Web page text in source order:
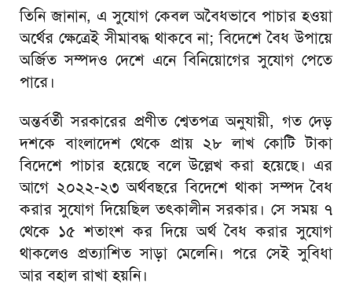
তিনি জানান, এ সুযোগ কেবল অবৈধভাবে পাচার হওয়া
অর্থের ক্ষেত্রেই সীমাবদ্ধ থাকবে না; বিদেশে বৈধ উপায়ে
অর্জিত সম্পদও দেশে এনে বিনিয়োগের সুযোগ পেতে
পারে।
অন্তর্বর্তী সরকারের প্রণীত শ্বেতপত্র অনুযায়ী, গত দেড়
দশকে বাংলাদেশ থেকে প্রায় ২৮ লাখ কোটি টাকা
বিদেশে পাচার হয়েছে বলে উল্লেখ করা হয়েছে। এর
আগে ২০২২-২৩ অর্থবছরে বিদেশে থাকা সম্পদ বৈধ
করার সুযোগ দিয়েছিল তৎকালীন সরকার। সে সময় ৭
থেকে ১৫ শতাংশ কর দিয়ে অর্থ বৈধ করার সুযোগ
থাকলেও প্রত্যাশিত সাড়া মেলেনি। পরে সেই সুবিধা
আর বহাল রাখা হয়নি।